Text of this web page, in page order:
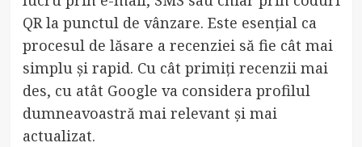
QR la punctul de vânzare. Este esențial ca
procesul de lăsare a recenziei să fie cât mai
simplu și rapid. Cu cât primiți recenzii mai
des, cu atât Google va considera profilul
dumneavoastră mai relevant și mai
actualizat.